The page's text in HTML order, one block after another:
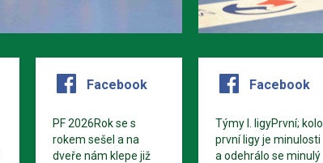
Facebook
PF 2026Rok se s
rokem sešel a na
dveře nám klepe již
Facebook
Týmy I. ligyPrvní; kolo
první ligy je minulosti
a odehrálo se minulý